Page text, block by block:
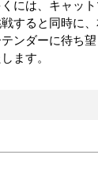
には、キャッ
すると同時に
ンダーに待ち
ます。